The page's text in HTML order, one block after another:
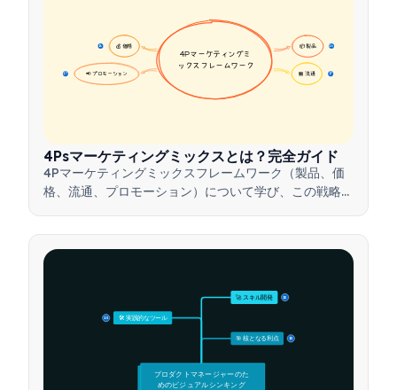
📦 製品 16
💰 価格
16
🏪 流通 17
📢 プロモーション
17
4Pマーケティングミ
ックスフレームワーク
4Psマーケティングミックスとは？完全ガイド
4Pマーケティングミックスフレームワーク（製品、価
格、流通、プロモーション）について学び、この戦略的
🎯 核となる利点 15
🛠️ 実践的なツール
15
🚀 スキル開発 15
プロダクトマネージャーのた
めのビジュアルシンキング